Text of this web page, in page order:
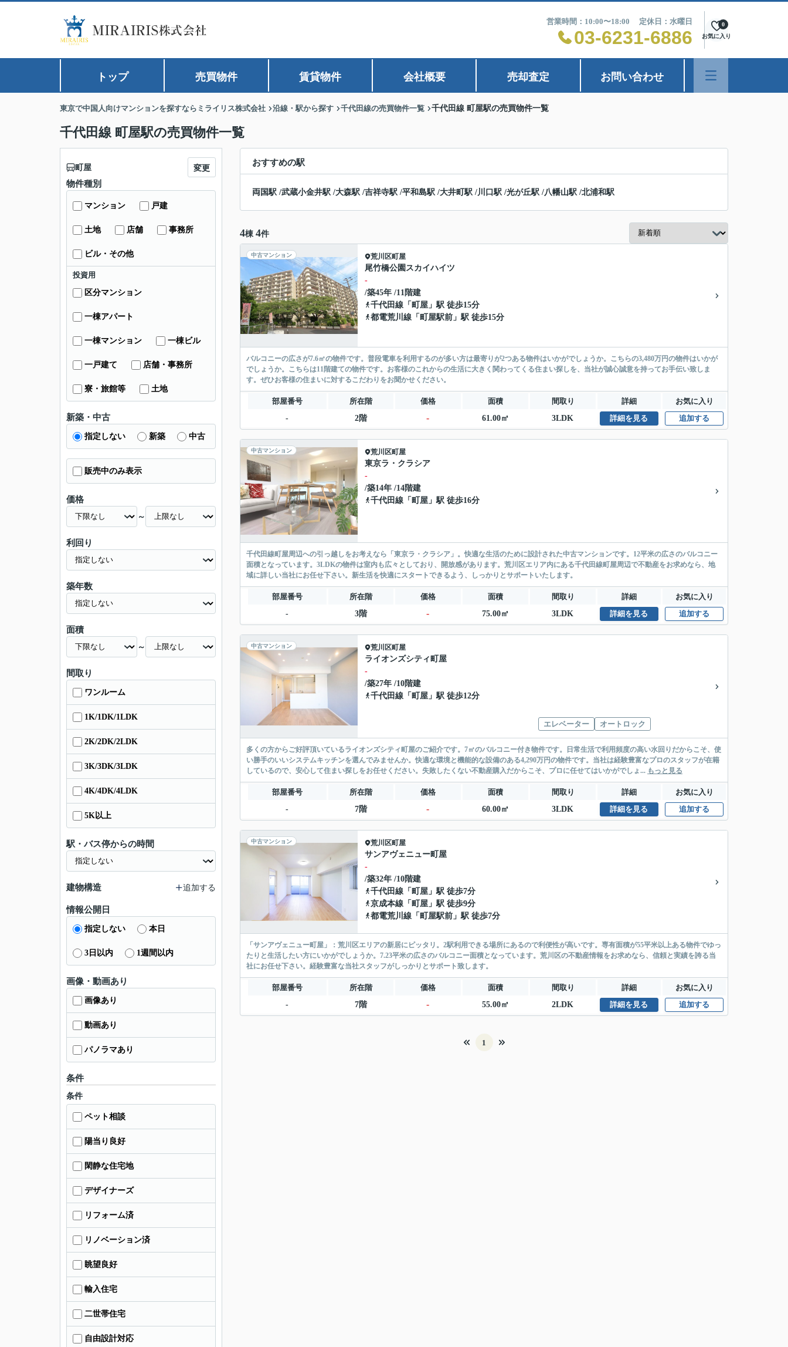
営業時間：10:00〜18:00 定休日：水曜日
03-6231-6886 お気に入り
0
トップ 売買物件 賃貸物件 会社概要 売却査定 お問い合わせ
東京で中国人向けマンションを探すならミライリス株式会社 沿線・駅から探す 千代田線の売買物件一覧 千代田線 町屋駅の売買物件一覧
千代田線 町屋駅の売買物件一覧
おすすめの駅
両国駅 /武蔵小金井駅 /大森駅 /吉祥寺駅 /平和島駅 /大井町駅 /川口駅 /光が丘駅 /八幡山駅 /北浦和駅
4棟 4件
中古マンション 荒川区町屋
尾竹橋公園スカイハイツ
-
/築45年 /11階建
千代田線 「 町屋 」駅 徒歩15分
都電荒川線 「 町屋駅前 」駅 徒歩15分
バルコニーの広さが7.6㎡の物件です。普段電車を利用するのが多い方は最寄りが2つある物件はいかがでしょうか。こちらの3,480万円の物件はいかが
でしょうか。こちらは11階建ての物件です。お客様のこれからの生活に大きく関わってくる住まい探しを、当社が誠心誠意を持ってお手伝い致しま
す。ぜひお客様の住まいに対するこだわりをお聞かせください。
部屋番号 所在階 価格 面積 間取り 詳細
お気に入り
-
2階 - 61.00㎡ 3LDK 詳細を見る 追加する
中古マンション 荒川区町屋
東京ラ・クラシア
-
/築14年 /14階建
千代田線 「 町屋 」駅 徒歩16分
千代田線町屋周辺への引っ越しをお考えなら「東京ラ・クラシア」。快適な生活のために設計された中古マンションです。12平米の広さのバルコニー
面積となっています。3LDKの物件は室内も広々としており、開放感があります。荒川区エリア内にある千代田線町屋周辺で不動産をお求めなら、地
域に詳しい当社にお任せ下さい。新生活を快適にスタートできるよう、しっかりとサポートいたします。
部屋番号 所在階 価格 面積 間取り 詳細
お気に入り
-
3階 - 75.00㎡ 3LDK 詳細を見る 追加する
中古マンション 荒川区町屋
ライオンズシティ町屋
-
/築27年 /10階建
千代田線 「 町屋 」駅 徒歩12分
エレベーター オートロック
多くの方からご好評頂いているライオンズシティ町屋のご紹介です。7㎡のバルコニー付き物件です。日常生活で利用頻度の高い水回りだからこそ、使
い勝手のいいシステムキッチンを選んでみませんか。快適な環境と機能的な設備のある4,290万円の物件です。当社は経験豊富なプロのスタッフが在籍
しているので、安心して住まい探しをお任せください。失敗したくない不動産購入だからこそ、プロに任せてはいかがでしょ... もっと見る
部屋番号 所在階 価格 面積 間取り 詳細
お気に入り
-
7階 - 60.00㎡ 3LDK 詳細を見る 追加する
中古マンション 荒川区町屋
サンアヴェニュー町屋
-
/築32年 /10階建
千代田線 「 町屋 」駅 徒歩7分
京成本線 「 町屋 」駅 徒歩9分
都電荒川線 「 町屋駅前 」駅 徒歩7分
「サンアヴェニュー町屋」：荒川区エリアの新居にピッタリ。2駅利用できる場所にあるので利便性が高いです。専有面積が55平米以上ある物件でゆっ
たりと生活したい方にいかがでしょうか。7.23平米の広さのバルコニー面積となっています。荒川区の不動産情報をお求めなら、信頼と実績を誇る当
社にお任せ下さい。経験豊富な当社スタッフがしっかりとサポート致します。
部屋番号 所在階 価格 面積 間取り 詳細
お気に入り
-
7階 - 55.00㎡ 2LDK 詳細を見る 追加する
1
町屋 変更
物件種別
マンション 戸建
土地 店舗 事務所
ビル・その他
投資用
区分マンション
一棟アパート
一棟マンション 一棟ビル
一戸建て 店舗・事務所
寮・旅館等 土地
新築・中古
指定しない 新築 中古
販売中のみ表示
価格
～
利回り
築年数
面積
～
間取り
ワンルーム
1K/1DK/1LDK
2K/2DK/2LDK
3K/3DK/3LDK
4K/4DK/4LDK
5K以上
駅・バス停からの時間
建物構造 追加する
情報公開日
指定しない 本日
3日以内 1週間以内
画像・動画あり
画像あり
動画あり
パノラマあり
条件
条件
ペット相談
陽当り良好
閑静な住宅地
デザイナーズ
リフォーム済
リノベーション済
眺望良好
輸入住宅
二世帯住宅
自由設計対応